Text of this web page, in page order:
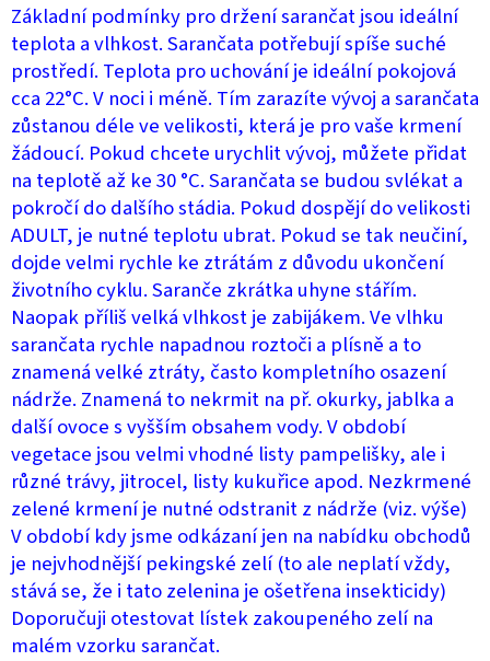
Základní podmínky pro držení sarančat jsou ideální
teplota a vlhkost. Sarančata potřebují spíše suché
prostředí. Teplota pro uchování je ideální pokojová
cca 22°C. V noci i méně. Tím zarazíte vývoj a sarančata
zůstanou déle ve velikosti, která je pro vaše krmení
žádoucí. Pokud chcete urychlit vývoj, můžete přidat
na teplotě až ke 30 °C. Sarančata se budou svlékat a
pokročí do dalšího stádia. Pokud dospějí do velikosti
ADULT, je nutné teplotu ubrat. Pokud se tak neučiní,
dojde velmi rychle ke ztrátám z důvodu ukončení
životního cyklu. Saranče zkrátka uhyne stářím.
Naopak příliš velká vlhkost je zabijákem. Ve vlhku
sarančata rychle napadnou roztoči a plísně a to
znamená velké ztráty, často kompletního osazení
nádrže. Znamená to nekrmit na př. okurky, jablka a
další ovoce s vyšším obsahem vody. V období
vegetace jsou velmi vhodné listy pampelišky, ale i
různé trávy, jitrocel, listy kukuřice apod. Nezkrmené
zelené krmení je nutné odstranit z nádrže (viz. výše)
V období kdy jsme odkázaní jen na nabídku obchodů
je nejvhodnější pekingské zelí (to ale neplatí vždy,
stává se, že i tato zelenina je ošetřena insekticidy)
Doporučuji otestovat lístek zakoupeného zelí na
malém vzorku sarančat.